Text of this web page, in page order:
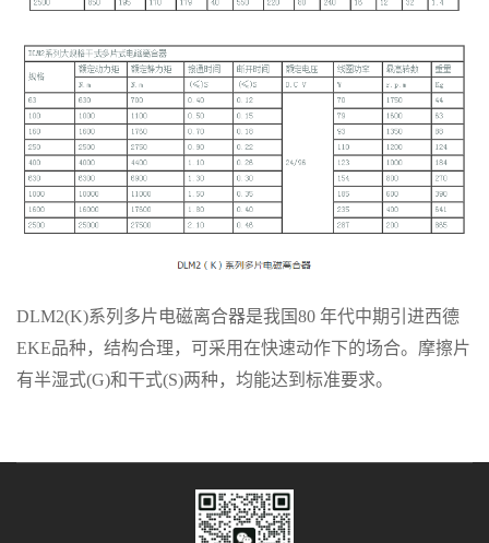
DLM2(K)系列多片电磁离合器是我国80 年代中期引进西德
EKE品种，结构合理，可采用在快速动作下的场合。摩擦片
有半湿式(G)和干式(S)两种，均能达到标准要求。